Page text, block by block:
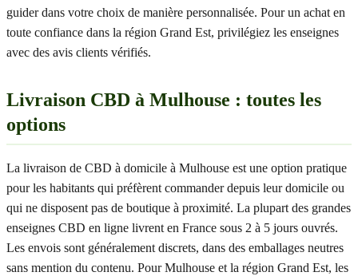
guider dans votre choix de manière personnalisée. Pour un achat en
toute confiance dans la région Grand Est, privilégiez les enseignes
avec des avis clients vérifiés.
Livraison CBD à Mulhouse : toutes les
options
La livraison de CBD à domicile à Mulhouse est une option pratique
pour les habitants qui préfèrent commander depuis leur domicile ou
qui ne disposent pas de boutique à proximité. La plupart des grandes
enseignes CBD en ligne livrent en France sous 2 à 5 jours ouvrés.
Les envois sont généralement discrets, dans des emballages neutres
sans mention du contenu. Pour Mulhouse et la région Grand Est, les